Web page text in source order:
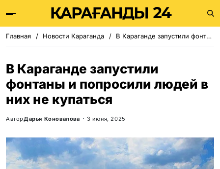
Главная Новости Караганда В Караганде запустили фонтаны и попросили людей в них не купаться
В Караганде запустили
фонтаны и попросили людей в
них не купаться
АвторДарья Коновалова 3 июня, 2025